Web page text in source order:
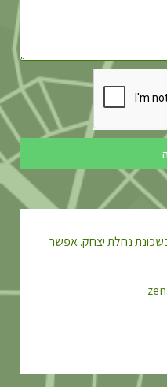
נחלת יצחק. אפשר